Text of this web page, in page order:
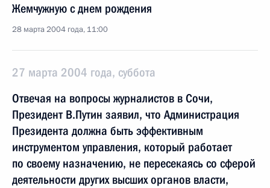
Жемчужную с днем рождения
28 марта 2004 года, 11:00
27 марта 2004 года, суббота
Отвечая на вопросы журналистов в Сочи,
Президент В.Путин заявил, что Администрация
Президента должна быть эффективным
инструментом управления, который работает
по своему назначению, не пересекаясь со сферой
деятельности других высших органов власти,